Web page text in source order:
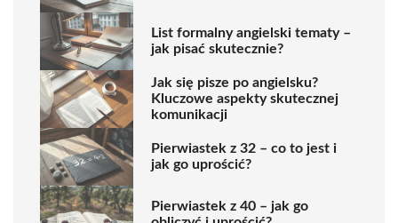
List formalny angielski tematy –
jak pisać skutecznie?
Jak się pisze po angielsku?
Kluczowe aspekty skutecznej
komunikacji
Pierwiastek z 32 – co to jest i
jak go uprościć?
Pierwiastek z 40 – jak go